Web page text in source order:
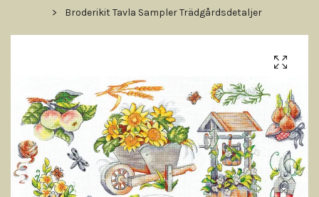
Broderikit Tavla Sampler Trädgårdsdetaljer